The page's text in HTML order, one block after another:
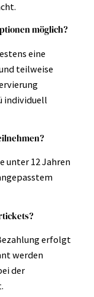
möglich?
eine
teilweise
individuell
unter 12 Jahren
erfolgt
werden
der